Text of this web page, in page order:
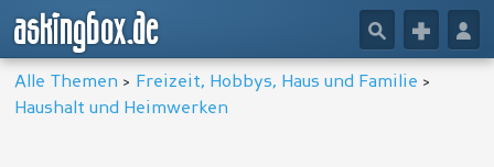
askingbox.de 👤
+
🔎
Alle Themen > Freizeit, Hobbys, Haus und Familie >
Haushalt und Heimwerken